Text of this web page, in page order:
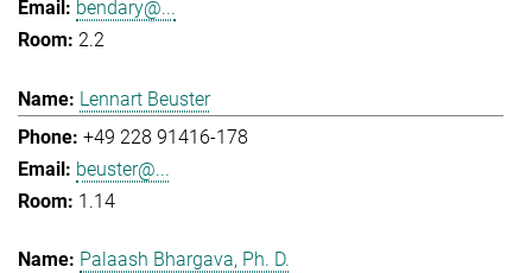
bendary@...
2.2
Lennart Beuster
+49 228 91416-178
beuster@...
1.14
Palaash Bhargava, Ph. D.